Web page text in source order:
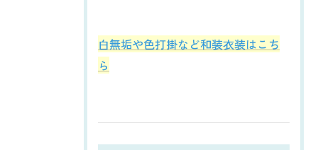
白無垢や色打掛など和装衣装はこち
ら